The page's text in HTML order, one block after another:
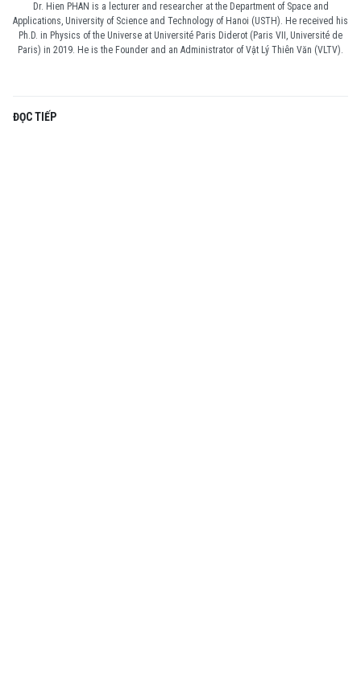
Dr. Hien PHAN is a lecturer and researcher at the Department of Space and
Applications, University of Science and Technology of Hanoi (USTH). He received his
Ph.D. in Physics of the Universe at Université Paris Diderot (Paris VII, Université de
Paris) in 2019. He is the Founder and an Administrator of Vật Lý Thiên Văn (VLTV).
ĐỌC TIẾP